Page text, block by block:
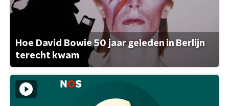
Hoe David Bowie 50 jaar geleden in Berlijn
terecht kwam